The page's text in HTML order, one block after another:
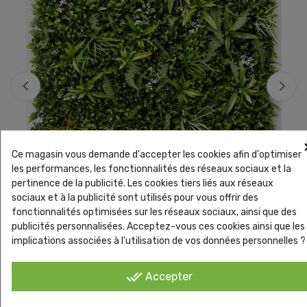
Mur Végétal Artificiel
Mur végétal artificiel Savane 1 m² – Relief 3D
Mur
Ce magasin vous demande d'accepter les cookies afin d'optimiser
les performances, les fonctionnalités des réseaux sociaux et la
pertinence de la publicité. Les cookies tiers liés aux réseaux
sociaux et à la publicité sont utilisés pour vous offrir des
fonctionnalités optimisées sur les réseaux sociaux, ainsi que des
publicités personnalisées. Acceptez-vous ces cookies ainsi que les
implications associées à l'utilisation de vos données personnelles ?
done_all Accepter